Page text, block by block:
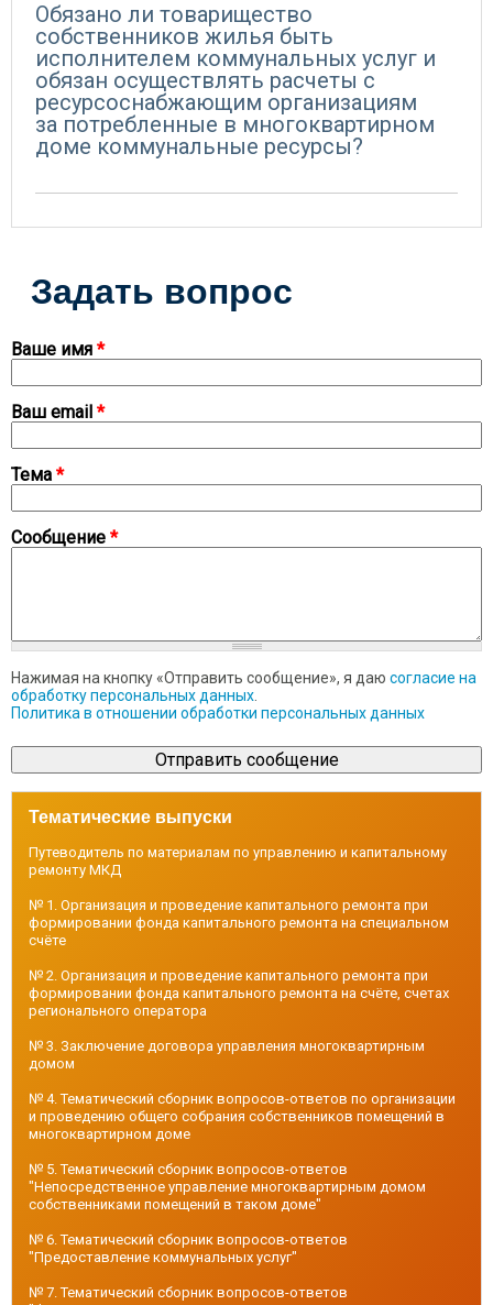
Обязано ли товарищество
собственников жилья быть
исполнителем коммунальных услуг и
обязан осуществлять расчеты с
ресурсоснабжающим организациям
за потребленные в многоквартирном
доме коммунальные ресурсы?
Задать вопрос
Ваше имя *
Ваш email *
Тема *
Сообщение *
Нажимая на кнопку «Отправить сообщение», я даю согласие на
обработку персональных данных
Политика в отношении обработки персональных данных
Тематические выпуски
Путеводитель по материалам по управлению и капитальному
ремонту МКД
№ 1. Организация и проведение капитального ремонта при
формировании фонда капитального ремонта на специальном
счёте
№ 2. Организация и проведение капитального ремонта при
формировании фонда капитального ремонта на счёте, счетах
регионального оператора
№ 3. Заключение договора управления многоквартирным
домом
№ 4. Тематический сборник вопросов-ответов по организации
и проведению общего собрания собственников помещений в
многоквартирном доме
№ 5. Тематический сборник вопросов-ответов
"Непосредственное управление многоквартирным домом
собственниками помещений в таком доме"
№ 6. Тематический сборник вопросов-ответов
"Предоставление коммунальных услуг"
№ 7. Тематический сборник вопросов-ответов